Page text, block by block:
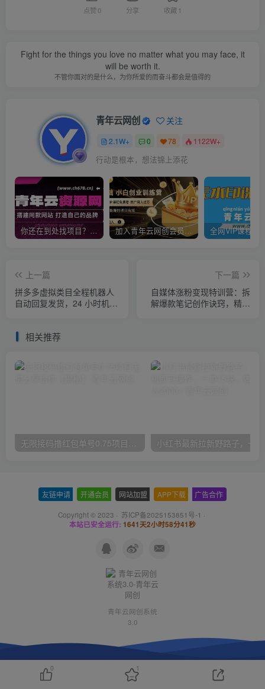
点赞0 分享 收藏 1
Fight for the things you love no matter what you may face, it
will be worth it.
不管你面对的是什么，为你所爱的而奋斗都会是值得的
青年云网创 关注
2.1W+ 0 78 1122W+
行动是根本，想法锦上添花
你还在到处找项目？还在当韭菜？我靠卖项目一个月收入5万+，曾经我也是个失败者。 加入青年云网创会员，全站资源免费学习。加入高级合伙人，推广日入1000+
上一篇
拼多多虚拟类目全程机器人
自动回复发货，24 小时机器
下一篇
自媒体涨粉变现特训营：拆
解爆款笔记创作诀窍，精通
相关推荐
友链申请 开通会员 网站加盟 APP下载 广告合作
Copyright © 2023 · 苏ICP备2025153851号-1 ·
本站已安全运行: 1641天2小时58分42秒
青年云网创系统
3.0
0 1